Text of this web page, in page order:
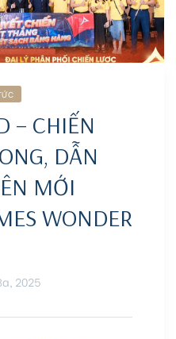
– CHIẾN
DẪN
MỚI
WONDER
2025